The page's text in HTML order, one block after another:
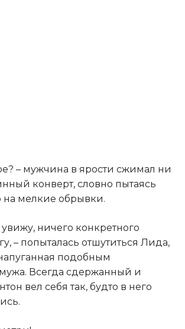
– мужчина в ярости сжимал ни
конверт, словно пытаясь
на мелкие обрывки.
ничего конкретного
– попыталась отшутиться Лида,
подобным
Всегда сдержанный и
вел себя так, будто в него